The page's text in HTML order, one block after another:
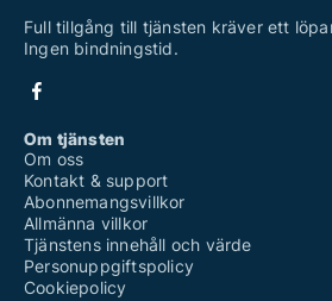
Full tillgång till tjänsten kräver ett
Ingen bindningstid.
Om tjänsten
Om oss
Kontakt & support
Abonnemangsvillkor
Allmänna villkor
Tjänstens innehåll och värde
Personuppgiftspolicy
Cookiepolicy